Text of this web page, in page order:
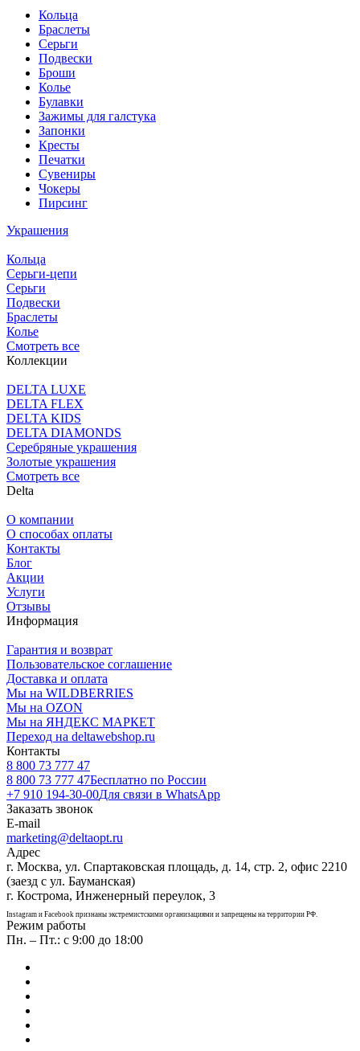
Кольца
Браслеты
Серьги
Подвески
Броши
Колье
Булавки
Зажимы для галстука
Запонки
Кресты
Печатки
Сувениры
Чокеры
Пирсинг
Украшения
Кольца
Серьги-цепи
Серьги
Подвески
Браслеты
Колье
Смотреть все
Коллекции
DELTA LUXE
DELTA FLEX
DELTA KIDS
DELTA DIAMONDS
Серебряные украшения
Золотые украшения
Смотреть все
Delta
О компании
О способах оплаты
Контакты
Блог
Акции
Услуги
Отзывы
Информация
Гарантия и возврат
Пользовательское соглашение
Доставка и оплата
Мы на WILDBERRIES
Мы на OZON
Мы на ЯНДЕКС МАРКЕТ
Переход на deltawebshop.ru
Контакты
8 800 73 777 47
8 800 73 777 47Бесплатно по России
+7 910 194-30-00Для связи в WhatsApp
Заказать звонок
E-mail
marketing@deltaopt.ru
Адрес
г. Москва, ул. Спартаковская площадь, д. 14, стр. 2, офис 2210
(заезд с ул. Бауманская)
г. Кострома, Инженерный переулок, 3
Instagram и Facebook признаны экстремистскими организациями и запрещены на территории РФ.
Режим работы
Пн. – Пт.: с 9:00 до 18:00